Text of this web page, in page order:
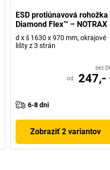
ESD protiúnavová rohožka
Diamond Flex™ – NOTRAX
d x š 1630 x 970 mm, okrajové
lišty z 3 strán
bez
od 247,-
6-8 dni
Zobraziť 2 variantov